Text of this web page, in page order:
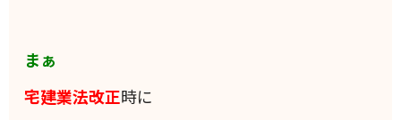
まぁ
宅建業法改正時に